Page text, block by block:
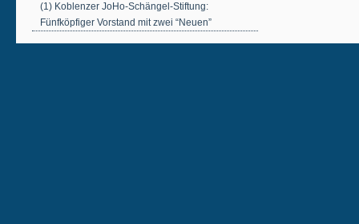
(1) Koblenzer JoHo-Schängel-Stiftung:
Fünfköpfiger Vorstand mit zwei “Neuen”